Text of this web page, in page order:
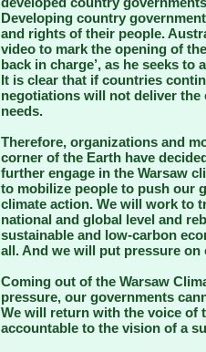
Developing country
and rights of their people.
video to mark the opening of
back in charge’, as he seeks to
It is clear that if countries
negotiations will not deliver
needs.
Therefore, organizations and
corner of the Earth have
further engage in the Warsaw
to mobilize people to push our
climate action. We will work to
national and global level and
sustainable and low-carbon
all. And we will put pressure on
Coming out of the Warsaw
pressure, our governments
We will return with the voice of
accountable to the vision of a